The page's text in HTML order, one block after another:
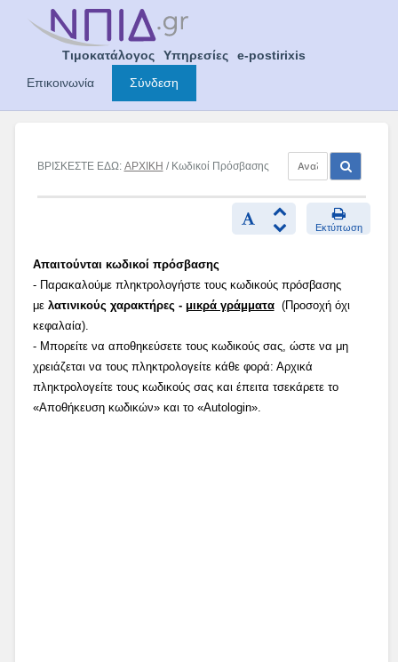
Τιμοκατάλογος Υπηρεσίες
e-postirixis
Επικοινωνία
Σύνδεση
ΒΡΙΣΚΕΣΤΕ ΕΔΩ: ΑΡΧΙΚΗ / Κωδικοί Πρόσβασης
Εκτύπωση
Απαιτούνται κωδικοί πρόσβασης
- Παρακαλούμε πληκτρολογήστε τους κωδικούς πρόσβασης
με λατινικούς χαρακτήρες - μικρά γράμματα(Προσοχή όχι
κεφαλαία).
- Μπορείτε να αποθηκεύσετε τους κωδικούς σας, ώστε να μη
χρειάζεται να τους πληκτρολογείτε κάθε φορά: Αρχικά
πληκτρολογείτε τους κωδικούς σας και έπειτα τσεκάρετε το
«Αποθήκευση κωδικών» και το «Autologin».